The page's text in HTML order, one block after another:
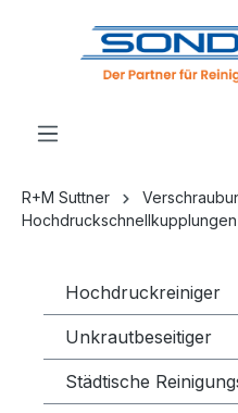
springen
R+M Suttner
Hochdruckschnellkupplungen
Hochdruckreiniger
Unkrautbeseitiger
Städtische